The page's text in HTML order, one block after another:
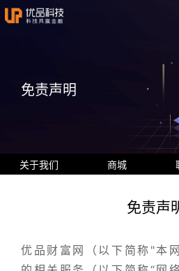
免责声明
关于我们 商城
免责声
优品财富网（以下简称"本